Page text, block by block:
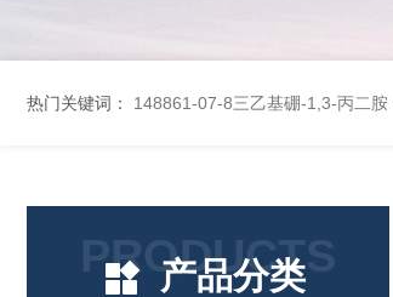
热门关键词： 148861-07-8三乙基硼-1,3-丙二胺
PRODUCTS
产品分类